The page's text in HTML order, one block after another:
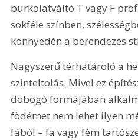
burkolatváltó T vagy F
sokféle színben,
könnyedén a berendezés
Nagyszerű térhatároló a
szinteltolás. Mivel ez
dobogó formájában
födémet nem lehet ilyen
fából – fa vagy fém